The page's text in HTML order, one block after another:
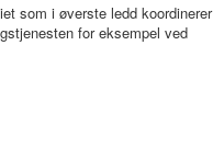
som i øverste ledd koordinerer
for eksempel ved